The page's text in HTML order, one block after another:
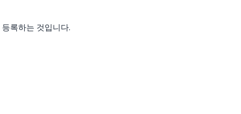
록하는 것입니다.